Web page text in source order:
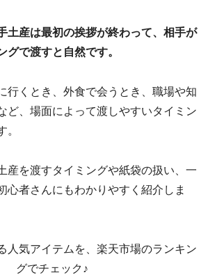
土産は最初の挨拶が終わって、相手が
グで渡すと自然です。
行くとき、外食で会うとき、職場や知
ど、場面によって渡しやすいタイミン
。
産を渡すタイミングや紙袋の扱い、一
心者さんにもわかりやすく紹介しま
人気アイテムを、楽天市場のランキン
グでチェック♪